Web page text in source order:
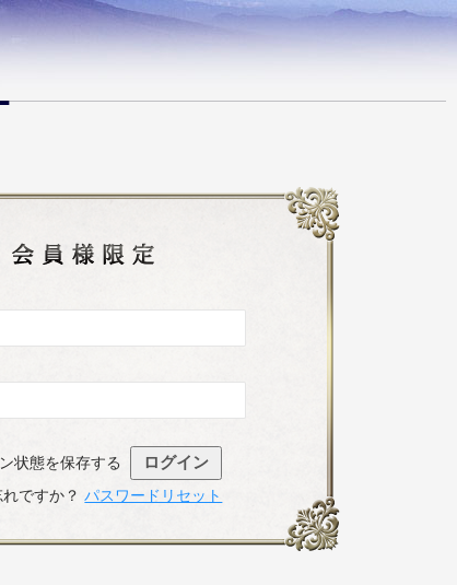
既存ユーザのログイン
状態を保存する
れですか？パスワードリセット